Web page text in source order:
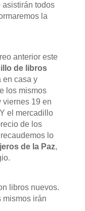
asistirán todos
la
anterior este
de libros
en casa y
los mismos
viernes 19 en
el mercadillo
de los
lo
de la Paz,
libros nuevos.
mismos irán